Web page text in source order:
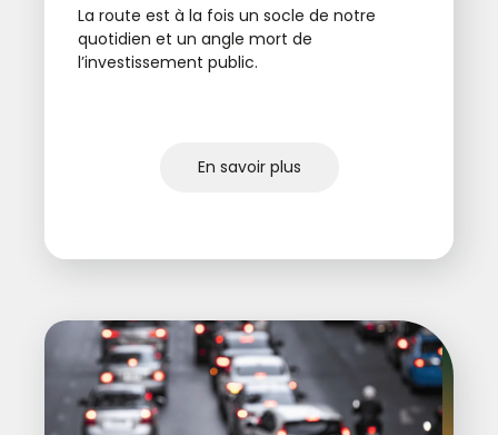
La route est à la fois un socle de notre
quotidien et un angle mort de
l’investissement public.
En savoir plus